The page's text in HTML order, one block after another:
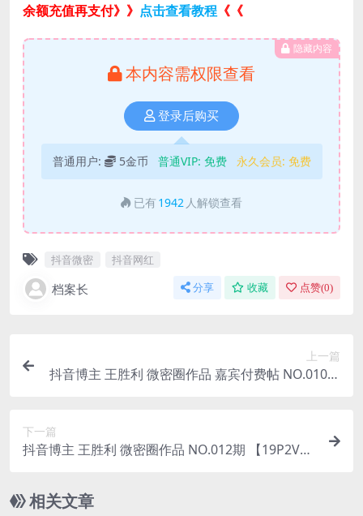
余额充值再支付》》 点击查看教程 《《
隐藏内容
本内容需权限查看
登录后购买
普通用户: 5金币 普通VIP: 免费 永久会员: 免费
已有 1942 人解锁查看
抖音微密 抖音网红
档案长 分享 收藏 点赞(0)
上一篇
抖音博主 王胜利 微密圈作品 嘉宾付费帖 NO.010期
下一篇
抖音博主 王胜利 微密圈作品 NO.012期 【19P2V】
相关文章